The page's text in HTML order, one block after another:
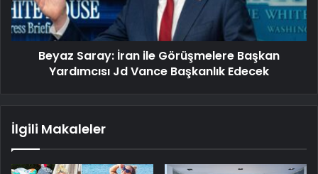
Beyaz Saray: İran ile Görüşmelere Başkan
Yardımcısı Jd Vance Başkanlık Edecek
İlgili Makaleler